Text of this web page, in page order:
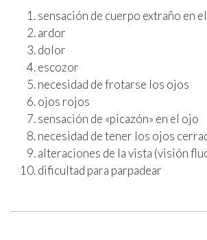
sensación de cuerpo extraño en
ardor
dolor
escozor
necesidad de frotarse los ojos
ojos rojos
sensación de «picazón» en el ojo
necesidad de tener los ojos
alteraciones de la vista (visión
dificultad para parpadear